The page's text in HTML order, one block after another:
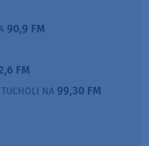
90,9 FM
FM
NA 99,30 FM